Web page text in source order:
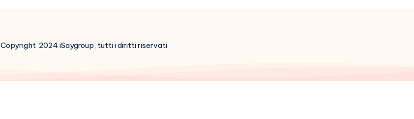
Copyright 2024 iSaygroup, tutti i diritti riservati